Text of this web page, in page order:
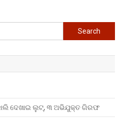
Search
for:
ଦେଖାଇ ଲୁଟ୍, ୩ ଅଭିଯୁକ୍ତ ଗିରଫ